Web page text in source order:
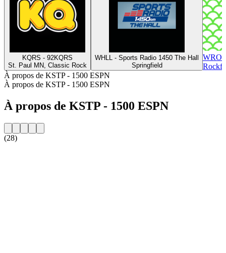
KQRS - 92KQRS
St. Paul MN, Classic Rock
WHLL - Sports Radio 1450 The Hall
Springfield
À propos de KSTP - 1500 ESPN
À propos de KSTP - 1500 ESPN
À propos de KSTP - 1500 ESPN
(28)